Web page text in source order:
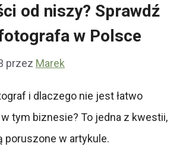
od niszy? Sprawdź
w Polsce
przez Marek
i dlaczego nie jest łatwo
tym biznesie? To jedna z kwestii,
poruszone w artykule.